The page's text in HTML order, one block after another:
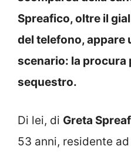
Spreafico, oltre il
del telefono, appare
scenario: la procura
sequestro.
Di lei, di Greta
53 anni, residente